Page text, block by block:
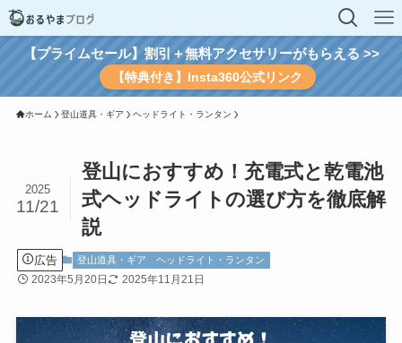
【プライムセール】割引＋無料アクセサリーがもらえる >>
【特典付き】Insta360公式リンク
ホーム 登山道具・ギア ヘッドライト・ランタン
登山におすすめ！充電式と乾電池
式ヘッドライトの選び方を徹底解
説
2025
11/21
広告 登山道具・ギア ヘッドライト・ランタン
2023年5月20日 2025年11月21日